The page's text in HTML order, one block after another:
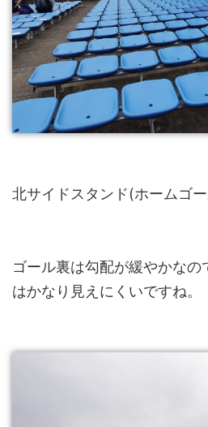
北サイドスタンド(ホームゴー
ゴール裏は勾配が緩やかなの
はかなり見えにくいですね。